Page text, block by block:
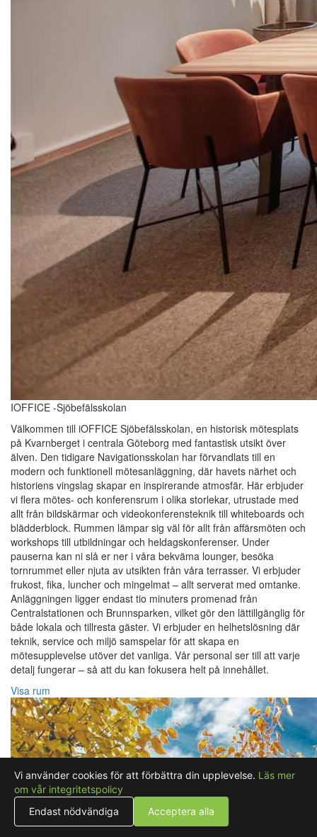
IOFFICE -Sjöbefälsskolan
Välkommen till iOFFICE Sjöbefälsskolan, en historisk mötesplats
på Kvarnberget i centrala Göteborg med fantastisk utsikt över
älven. Den tidigare Navigationsskolan har förvandlats till en
modern och funktionell mötesanläggning, där havets närhet och
historiens vingslag skapar en inspirerande atmosfär. Här erbjuder
vi flera mötes- och konferensrum i olika storlekar, utrustade med
allt från bildskärmar och videokonferensteknik till whiteboards och
blädderblock. Rummen lämpar sig väl för allt från affärsmöten och
workshops till utbildningar och heldagskonferenser. Under
pauserna kan ni slå er ner i våra bekväma lounger, besöka
tornrummet eller njuta av utsikten från våra terrasser. Vi erbjuder
frukost, fika, luncher och mingelmat – allt serverat med omtanke.
Anläggningen ligger endast tio minuters promenad från
Centralstationen och Brunnsparken, vilket gör den lättillgänglig för
både lokala och tillresta gäster. Vi erbjuder en helhetslösning där
teknik, service och miljö samspelar för att skapa en
mötesupplevelse utöver det vanliga. Vår personal ser till att varje
detalj fungerar – så att du kan fokusera helt på innehållet.
Visa rum
Vi använder cookies för att förbättra din upplevelse. Läs mer
om vår integritetspolicy
Endast nödvändiga
Acceptera alla